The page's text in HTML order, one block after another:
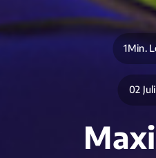
1Min.
02